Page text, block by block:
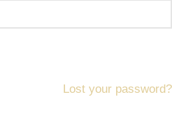
Lost your password?